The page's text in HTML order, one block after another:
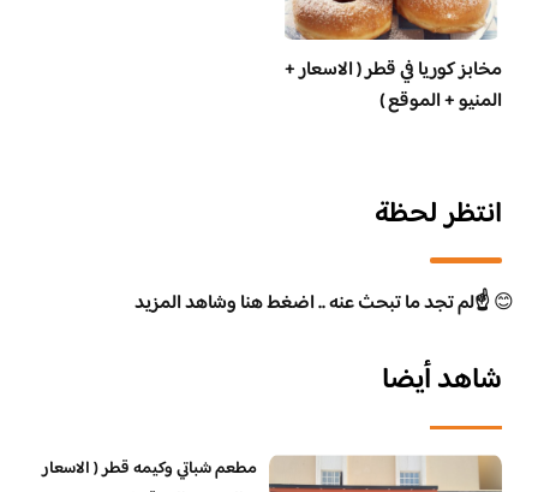
مخابز كوريا في قطر ( الاسعار +
المنيو + الموقع )
انتظر لحظة
😊☝️لم تجد ما تبحث عنه .. اضغط هنا وشاهد المزيد
شاهد أيضا
مطعم شباتي وكيمه قطر ( الاسعار